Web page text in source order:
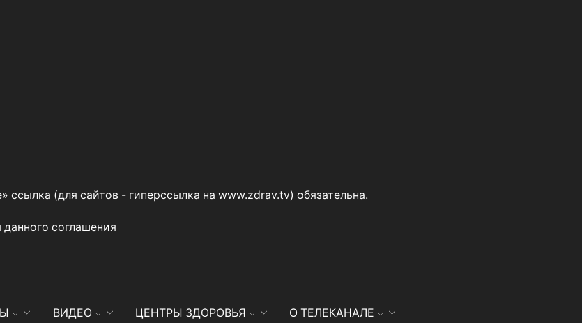
ссылка (для сайтов - гиперссылка на www.zdrav.tv) обязательна.
данного соглашения
ВИДЕО ЦЕНТРЫ ЗДОРОВЬЯ О ТЕЛЕКАНАЛЕ